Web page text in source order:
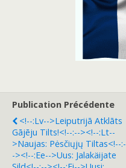
Publication Précédente
<!--:lv-->Leiputrijā Atklāts
Gājēju Tilts!<!--:--><!--:lt--
>Naujas: Pėsčiųjų Tiltas<!--:-
-><!--:ee-->Uus: Jalakäijate